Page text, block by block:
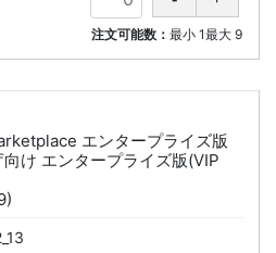
注文可能数：最小 1最大 9
エンタープライズ版
け エンタープライズ版(VIP